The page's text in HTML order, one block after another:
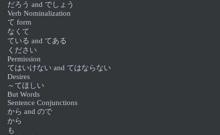
だろう and でしょう
Verb Nominalization
て form
なくて
ている and てある
ください
Permission
てはいけない and てはならない
Desires
～てほしい
But Words
Sentence Conjunctions
から and ので
から
も